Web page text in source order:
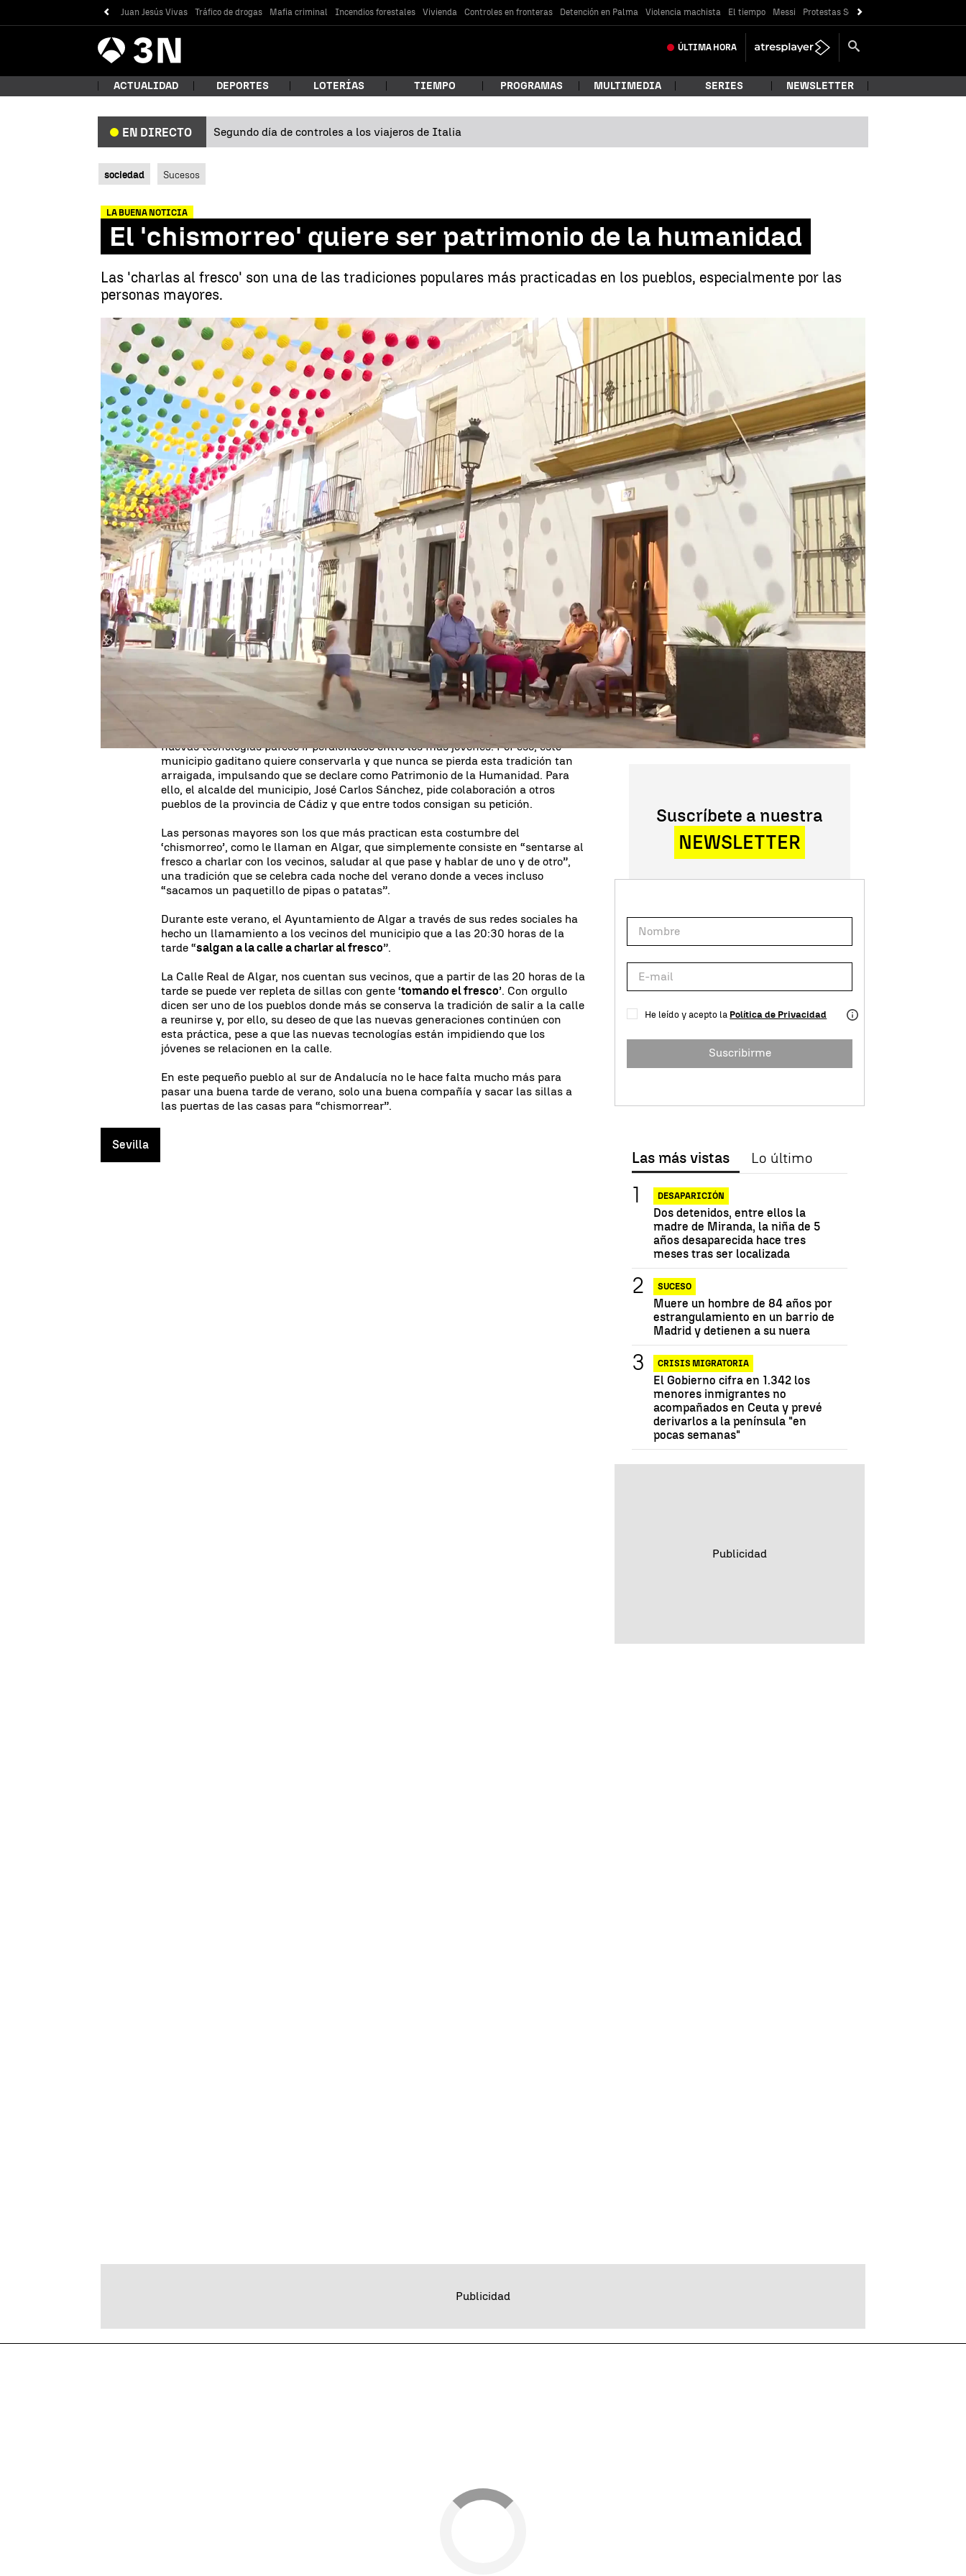
Juan Jesús Vivas Tráfico de drogas Mafia criminal Incendios forestales Vivienda Controles en fronteras Detención en Palma Violencia machista El tiempo Messi Protestas Sóller
Antena
3 Noticias ÚLTIMA HORA
ACTUALIDAD DEPORTES LOTERÍAS TIEMPO PROGRAMAS MULTIMEDIA SERIES NEWSLETTER
EN DIRECTO Segundo día de controles a los viajeros de Italia
sociedad Sucesos
LA BUENA NOTICIA
El 'chismorreo' quiere ser patrimonio de la humanidad
Las 'charlas al fresco' son una de las tradiciones populares más practicadas en los pueblos, especialmente por las
personas mayores.
El 'chismorreo' quiere ser patrimonio de la humanidad |
Ana Gómez
Publicado:08 de septiembre de 2023, 21:04 WhatsappFacebook
X Linkedin
Desde 2021, un municipio en la sierra gaditana de solo 1.400 habitantes, Algar,
está tratando deimpulsar que las ‘charlas al fresco’ sean declaradas como
Patrimonio de la Humanidad por la Unesco.
Al caer la tarde, los vecinos de este municipio, y de otros muchos lugares del
resto de España, sacan las sillas a las puertas de sus casas cuando va cayendo
el sol, para hablar con otros vecinos y ‘tomar el fresco’.
práctica habitual en los meses de verano
y que, con la llegada de las
nuevas tecnologías parece ir perdiéndose entre los más jóvenes. Por eso, este
municipio gaditano quiere conservarla y que nunca se pierda esta tradición tan
arraigada, impulsando que se declare como Patrimonio de la Humanidad. Para
ello, el alcalde del municipio, José Carlos Sánchez, pide colaboración a otros
pueblos de la provincia de Cádiz y que entre todos consigan su petición.
Las personas mayores son los que más practican esta costumbre del
‘chismorreo’, como le llaman en Algar, que simplemente consiste en “sentarse al
fresco a charlar con los vecinos, saludar al que pase y hablar de uno y de otro”,
una tradición que se celebra cada noche del verano donde a veces incluso
“sacamos un paquetillo de pipas o patatas”.
Durante este verano, el Ayuntamiento de Algar a través de sus redes sociales ha
hecho un llamamiento a los vecinos del municipio que a las 20:30 horas de la
tarde “salgan a la calle a charlar al fresco”.
La Calle Real de Algar, nos cuentan sus vecinos, que a partir de las 20 horas de la
tarde se puede ver repleta de sillas con gente ‘tomando el fresco’. Con orgullo
dicen ser uno de los pueblos donde más se conserva la tradición de salir a la calle
a reunirse y, por ello, su deseo de que las nuevas generaciones continúen con
esta práctica, pese a que las nuevas tecnologías están impidiendo que los
jóvenes se relacionen en la calle.
En este pequeño pueblo al sur de Andalucía no le hace falta mucho más para
pasar una buena tarde de verano, solo una buena compañía y sacar las sillas a
las puertas de las casas para “chismorrear”.
Sevilla
Suscríbete a nuestra
NEWSLETTER
He leído y acepto la Política de Privacidad
Suscribirme
Las más vistas Lo último
DESAPARICIÓN
Dos detenidos, entre ellos la
madre de Miranda, la niña de 5
años desaparecida hace tres
meses tras ser localizada
SUCESO
Muere un hombre de 84 años por
estrangulamiento en un barrio de
Madrid y detienen a su nuera
CRISIS MIGRATORIA
El Gobierno cifra en 1.342 los
menores inmigrantes no
acompañados en Ceuta y prevé
derivarlos a la península "en
pocas semanas"